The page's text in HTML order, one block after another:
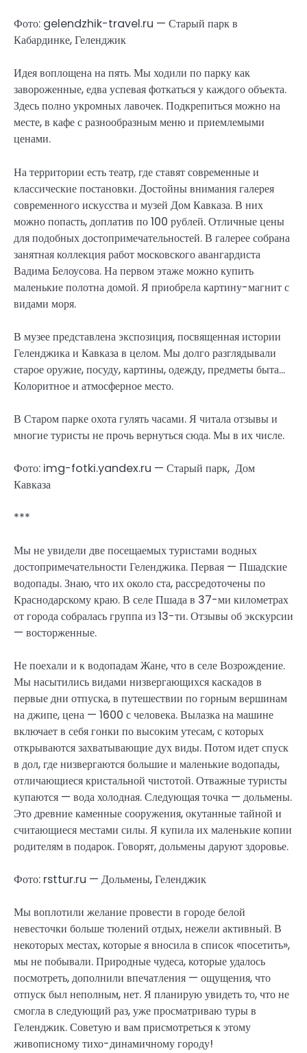
Фото: gelendzhik-travel.ru — Старый парк в
Кабардинке, Геленджик
Идея воплощена на пять. Мы ходили по парку как
завороженные, едва успевая фоткаться у каждого объекта.
Здесь полно укромных лавочек. Подкрепиться можно на
месте, в кафе с разнообразным меню и приемлемыми
ценами.
На территории есть театр, где ставят современные и
классические постановки. Достойны внимания галерея
современного искусства и музей Дом Кавказа. В них
можно попасть, доплатив по 100 рублей. Отличные цены
для подобных достопримечательностей. В галерее собрана
занятная коллекция работ московского авангардиста
Вадима Белоусова. На первом этаже можно купить
маленькие полотна домой. Я приобрела картину-магнит с
видами моря.
В музее представлена экспозиция, посвященная истории
Геленджика и Кавказа в целом. Мы долго разглядывали
старое оружие, посуду, картины, одежду, предметы быта…
Колоритное и атмосферное место.
В Старом парке охота гулять часами. Я читала отзывы и
многие туристы не прочь вернуться сюда. Мы в их числе.
Фото: img-fotki.yandex.ru — Старый парк, Дом
Кавказа
***
Мы не увидели две посещаемых туристами водных
достопримечательности Геленджика. Первая — Пшадские
водопады. Знаю, что их около ста, рассредоточены по
Краснодарскому краю. В селе Пшада в 37-ми километрах
от города собралась группа из 13-ти. Отзывы об экскурсии
— восторженные.
Не поехали и к водопадам Жане, что в селе Возрождение.
Мы насытились видами низвергающихся каскадов в
первые дни отпуска, в путешествии по горным вершинам
на джипе, цена — 1600 с человека. Вылазка на машине
включает в себя гонки по высоким утесам, с которых
открываются захватывающие дух виды. Потом идет спуск
в дол, где низвергаются большие и маленькие водопады,
отличающиеся кристальной чистотой. Отважные туристы
купаются — вода холодная. Следующая точка — дольмены.
Это древние каменные сооружения, окутанные тайной и
считающиеся местами силы. Я купила их маленькие копии
родителям в подарок. Говорят, дольмены даруют здоровье.
Фото: rsttur.ru — Дольмены, Геленджик
Мы воплотили желание провести в городе белой
невесточки больше тюлений отдых, нежели активный. В
некоторых местах, которые я вносила в список «посетить»,
мы не побывали. Природные чудеса, которые удалось
посмотреть, дополнили впечатления — ощущения, что
отпуск был неполным, нет. Я планирую увидеть то, что не
смогла в следующий раз, уже просматриваю туры в
Геленджик. Советую и вам присмотреться к этому
живописному тихо-динамичному городу!